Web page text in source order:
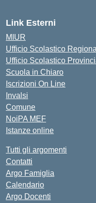
Link Esterni
MIUR
Ufficio Scolastico
Ufficio Scolastico
Scuola in Chiaro
Iscrizioni On Line
Invalsi
Comune
NoiPA MEF
Istanze online
Tutti gli argomenti
Contatti
Argo Famiglia
Calendario
Argo Docenti